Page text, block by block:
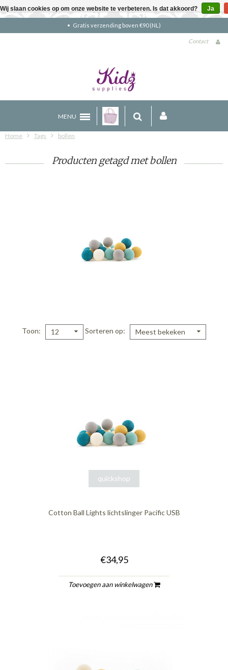
Gratis verzending boven €90 (NL)
Contact
MENU
Home Tags bollen
Producten getagd met bollen
Toon 12 Sorteren op Meest bekeken
quickshop
Cotton Ball Lights lichtslinger Pacific USB
€34,95
Toevoegen aan winkelwagen
Wij slaan cookies op om onze website te verbeteren. Is dat akkoord? Ja